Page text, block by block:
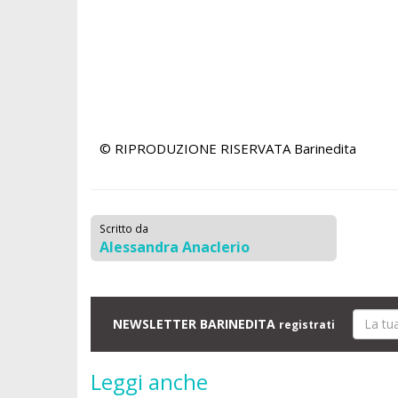
© RIPRODUZIONE RISERVATA Barinedita
Scritto da
Alessandra Anaclerio
NEWSLETTER BARINEDITA registrati
Leggi anche